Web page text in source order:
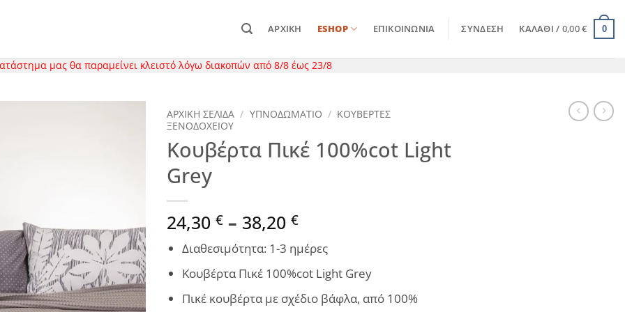
ΑΡΧΙΚΉ ESHOP ΕΠΙΚΟΙΝΩΝΊΑ ΣΎΝΔΕΣΗ ΚΑΛΆΘΙ / 0,00€ 0
μας θα παραμείνει κλειστό λόγω διακοπών από 8/8 έως 23/8
ΑΡΧΙΚΉ ΣΕΛΊΔΑ / ΥΠΝΟΔΩΜΑΤΙΟ / ΚΟΥΒΕΡΤΕΣ
ΞΕΝΟΔΟΧΕΙΟΥ
Κουβέρτα Πικέ 100%cot Light
Grey
24,30 € – 38,20 €Price
range:
24,30 €
through
38,20 €
Διαθεσιμότητα: 1-3 ημέρες
Κουβέρτα Πικέ 100%cot Light Grey
Πικέ κουβέρτα με σχέδιο βάφλα, από 100%